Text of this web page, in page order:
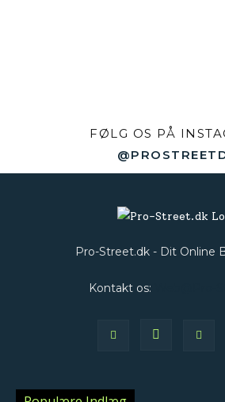
FØLG OS PÅ
Pro-Street.dk - Dit Online
Kontakt os: